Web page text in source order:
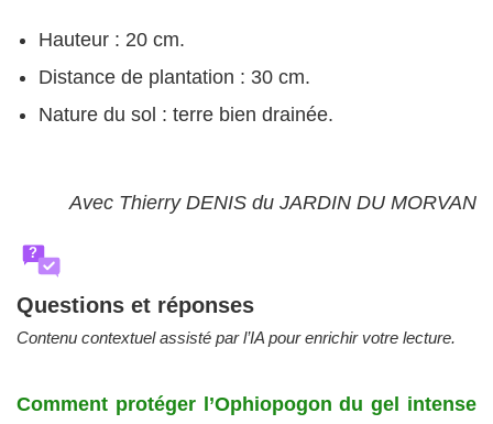
Hauteur : 20 cm.
Distance de plantation : 30 cm.
Nature du sol : terre bien drainée.
Avec Thierry DENIS du JARDIN DU MORVAN
?
Questions et réponses
Contenu contextuel assisté par l’IA pour enrichir votre lecture.
Comment protéger l’Ophiopogon du gel intense